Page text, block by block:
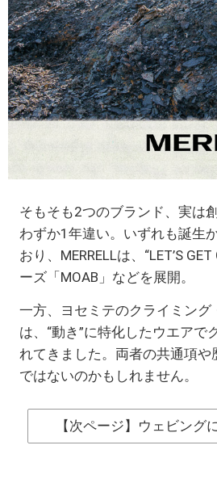
そもそも2つのブランド、実は
わずか1年違い。いずれも誕生
おり、MERRELLは、“LET’S
ーズ「MOAB」などを展開。
一方、ヨセミテのクライミング
は、“動き”に特化したウエア
れてきました。両者の共通項
ではないのかもしれません。
【次ページ】ウェビング